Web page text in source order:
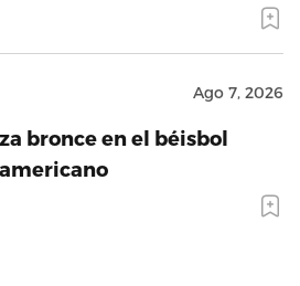
Ago 7, 2026
bronce en el béisbol